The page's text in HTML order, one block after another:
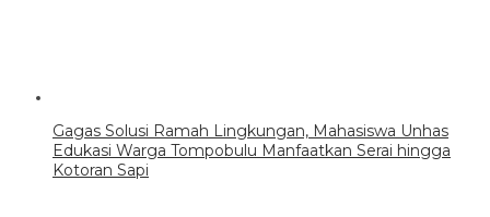
Gagas Solusi Ramah Lingkungan, Mahasiswa Unhas
Edukasi Warga Tompobulu Manfaatkan Serai hingga
Kotoran Sapi